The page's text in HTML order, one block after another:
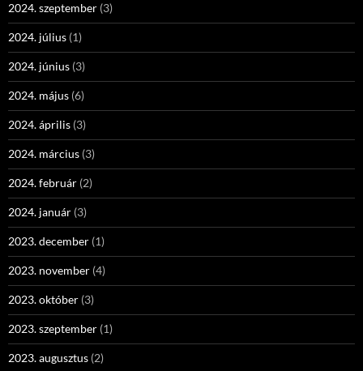
2024. szeptember (3)
2024. július (1)
2024. június (3)
2024. május (6)
2024. április (3)
2024. március (3)
2024. február (2)
2024. január (3)
2023. december (1)
2023. november (4)
2023. október (3)
2023. szeptember (1)
2023. augusztus (2)